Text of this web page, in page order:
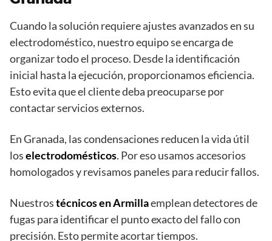
Cuando la solución requiere ajustes avanzados en su
electrodoméstico, nuestro equipo se encarga de
organizar todo el proceso. Desde la identificación
inicial hasta la ejecución, proporcionamos eficiencia.
Esto evita que el cliente deba preocuparse por
contactar servicios externos.
En Granada, las condensaciones reducen la vida útil
loselectrodomésticos. Por eso usamos accesorios
homologados y revisamos paneles para reducir fallos.
Nuestrostécnicos en Armillaemplean detectores de
fugas para identificar el punto exacto del fallo con
precisión. Esto permite acortar tiempos.